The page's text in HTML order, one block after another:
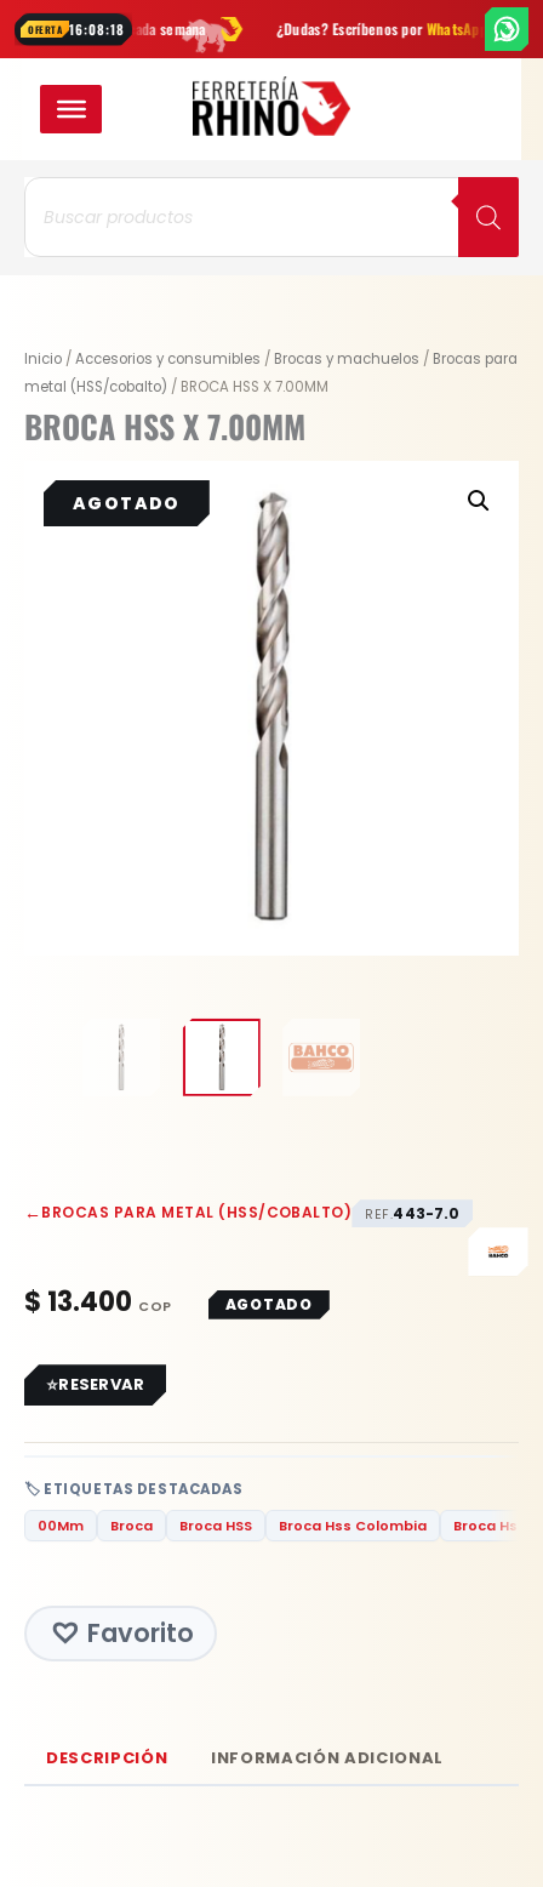
OFERTA 16:08:18
cada semana ¿Dudas? Escríbenos porWhatsApp Envío
Búsqueda
productos
Inicio /Accesorios y consumibles / Brocas y machuelos / Brocas para
metal (HSS/cobalto) / BROCA HSS X 7.00MM
BROCA HSS X 7.00MM
←BROCAS PARA METAL (HSS/COBALTO) REF.443-7.0
$ 13.400 AGOTADO
🏷️ ETIQUETAS DESTACADAS
00Mm
Broca Broca HSS Broca Hss Colombia Broca Hss
RESERVAR
Favorito
DESCRIPCIÓN INFORMACIÓN ADICIONAL